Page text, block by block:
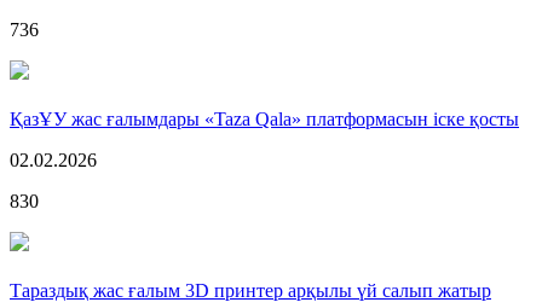
736
ҚазҰУ жас ғалымдары «Taza Qala» платформасын іске қосты
02.02.2026
830
Тараздық жас ғалым 3D принтер арқылы үй салып жатыр